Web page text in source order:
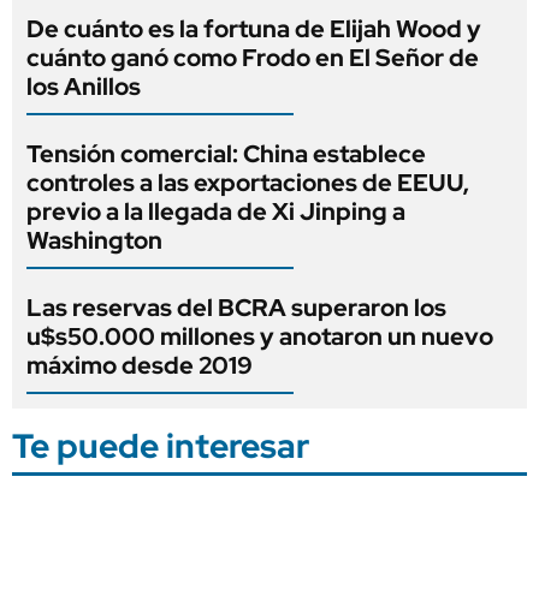
De cuánto es la fortuna de Elijah Wood y
cuánto ganó como Frodo en El Señor de
los Anillos
Tensión comercial: China establece
controles a las exportaciones de EEUU,
previo a la llegada de Xi Jinping a
Washington
Las reservas del BCRA superaron los
u$s50.000 millones y anotaron un nuevo
máximo desde 2019
Te puede interesar